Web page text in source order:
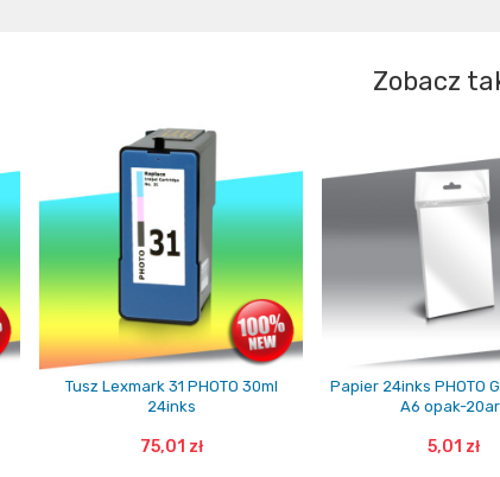
Zobacz
Tusz Lexmark 31 PHOTO 30ml
24inks
75,01 zł
Papier 24inks PHOTO
A6 opak-
5,01 zł